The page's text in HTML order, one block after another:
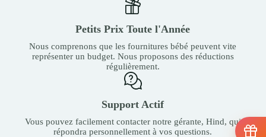
Petits Prix Toute l'Année
Nous comprenons que les fournitures bébé peuvent vite
représenter un budget. Nous proposons des réductions
régulièrement.
Support Actif
Vous pouvez facilement contacter notre gérante, Hind, qui
répondra personnellement à vos questions.